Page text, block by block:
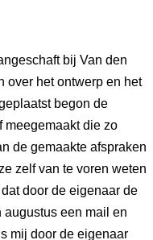
bij Van den
over het ontwerp en het
begon de
meegemaakt die zo
de gemaakte afspraken
zelf van te voren weten
door de eigenaar de
augustus een mail en
mij door de eigenaar